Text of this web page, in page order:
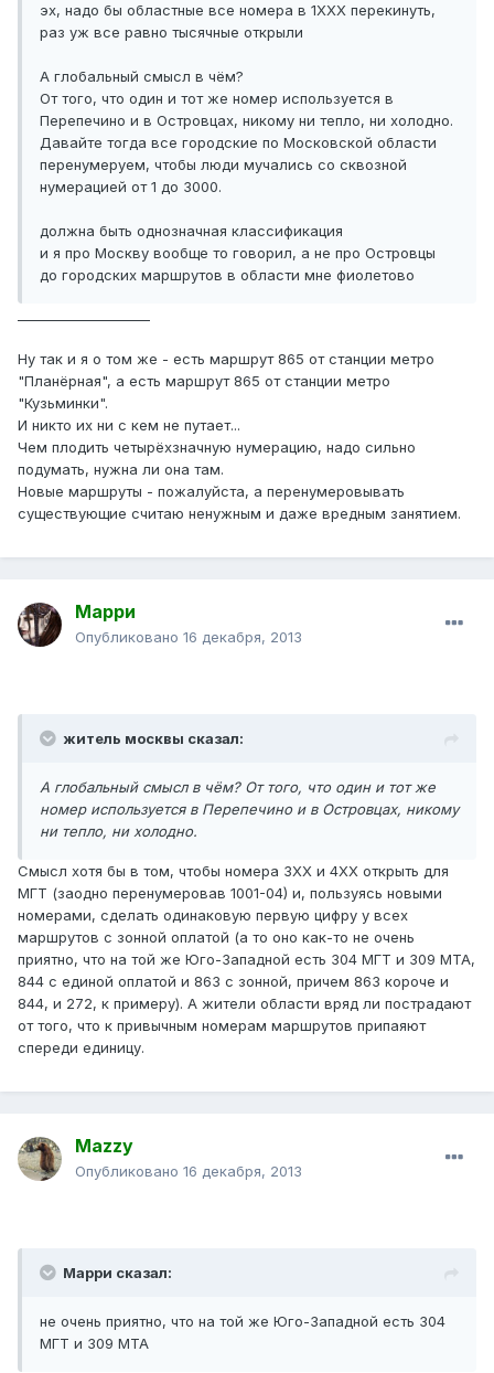
эх, надо бы областные все номера в 1ХХХ перекинуть,
раз уж все равно тысячные открыли
А глобальный смысл в чём?
От того, что один и тот же номер используется в
Перепечино и в Островцах, никому ни тепло, ни холодно.
Давайте тогда все городские по Московской области
перенумеруем, чтобы люди мучались со сквозной
нумерацией от 1 до 3000.
должна быть однозначная классификация
и я про Москву вообще то говорил, а не про Островцы
до городских маршрутов в области мне фиолетово
Ну так и я о том же - есть маршрут 865 от станции метро
"Планёрная", а есть маршрут 865 от станции метро
"Кузьминки".
И никто их ни с кем не путает...
Чем плодить четырёхзначную нумерацию, надо сильно
подумать, нужна ли она там.
Новые маршруты - пожалуйста, а перенумеровывать
существующие считаю ненужным и даже вредным занятием.
Марри
Опубликовано 16 декабря, 2013
житель москвы сказал:
А глобальный смысл в чём? От того, что один и тот же
номер используется в Перепечино и в Островцах, никому
ни тепло, ни холодно.
Смысл хотя бы в том, чтобы номера 3ХХ и 4ХХ открыть для
МГТ (заодно перенумеровав 1001-04) и, пользуясь новыми
номерами, сделать одинаковую первую цифру у всех
маршрутов с зонной оплатой (а то оно как-то не очень
приятно, что на той же Юго-Западной есть 304 МГТ и 309 МТА,
844 с единой оплатой и 863 с зонной, причем 863 короче и
844, и 272, к примеру). А жители области вряд ли пострадают
от того, что к привычным номерам маршрутов припаяют
спереди единицу.
Mazzy
Опубликовано 16 декабря, 2013
Марри сказал:
не очень приятно, что на той же Юго-Западной есть 304
МГТ и 309 МТА